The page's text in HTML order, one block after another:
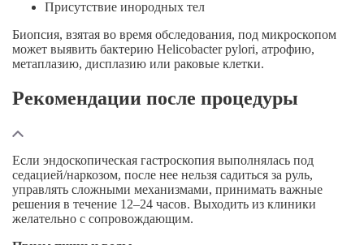
Присутствие инородных тел
Биопсия, взятая во время обследования, под микроскопом
может выявить бактерию Helicobacter pylori, атрофию,
метаплазию, дисплазию или раковые клетки.
Рекомендации после процедуры
Если эндоскопическая гастроскопия выполнялась под
седацией/наркозом, после нее нельзя садиться за руль,
управлять сложными механизмами, принимать важные
решения в течение 12–24 часов. Выходить из клиники
желательно с сопровождающим.